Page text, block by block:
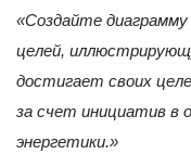
«Создайте
целей,
достигает своих
за счет инициатив в
энергетики.»